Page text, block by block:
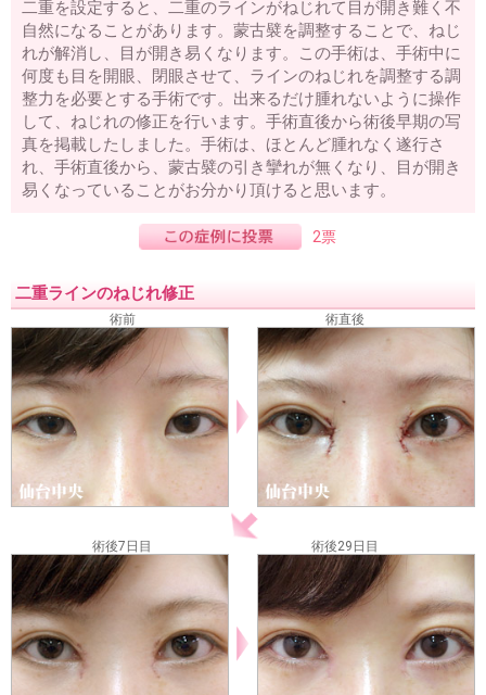
二重を設定すると、二重のラインがねじれて目が開き難く不
自然になることがあります。蒙古襞を調整することで、ねじ
れが解消し、目が開き易くなります。この手術は、手術中に
何度も目を開眼、閉眼させて、ラインのねじれを調整する調
整力を必要とする手術です。出来るだけ腫れないように操作
して、ねじれの修正を行います。手術直後から術後早期の写
真を掲載したしました。手術は、ほとんど腫れなく遂行さ
れ、手術直後から、蒙古襞の引き攣れが無くなり、目が開き
易くなっていることがお分かり頂けると思います。
2票
二重ラインのねじれ修正
術前 術直後
術後7日目 術後29日目